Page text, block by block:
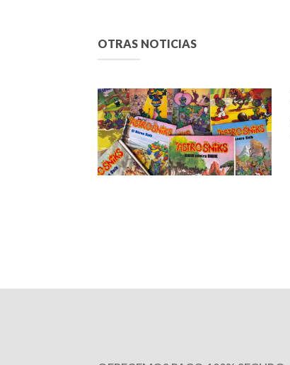
OTRAS NOTICIAS